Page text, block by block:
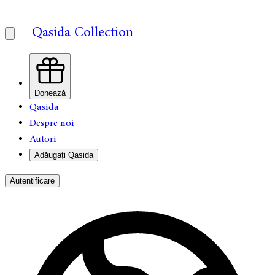
Qasida Collection
Donează
Qasida
Despre noi
Autori
Adăugați Qasida
Autentificare